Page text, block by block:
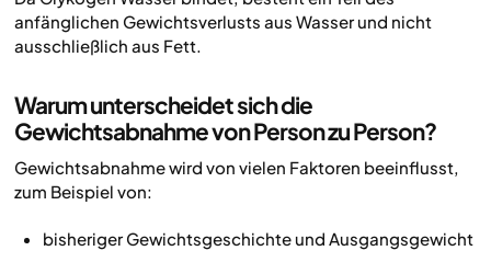
anfänglichen Gewichtsverlusts aus Wasser und nicht
ausschließlich aus Fett.
Warum unterscheidet sich die
Gewichtsabnahme von Person zu Person?
Gewichtsabnahme wird von vielen Faktoren beeinflusst,
zum Beispiel von:
bisheriger Gewichtsgeschichte und Ausgangsgewicht